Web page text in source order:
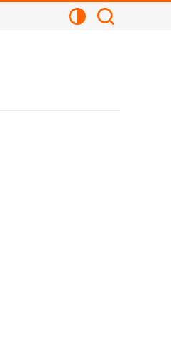
Kontrastansicht